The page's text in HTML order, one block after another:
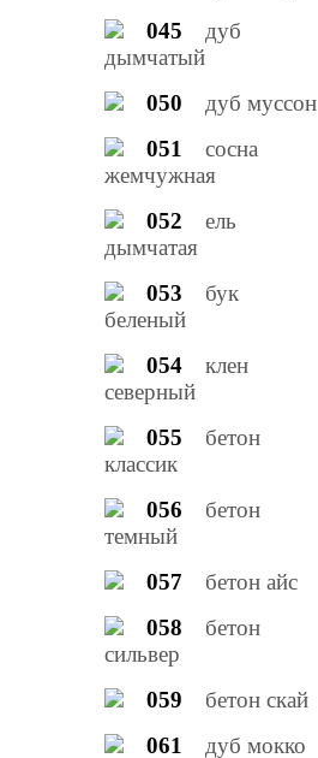
045
дуб
дымчатый
050
дуб муссон
051
сосна
жемчужная
052
ель
дымчатая
053
бук
беленый
054
клен
северный
055
бетон
классик
056
бетон
темный
057
бетон айс
058
бетон
сильвер
059
бетон скай
061
дуб мокко